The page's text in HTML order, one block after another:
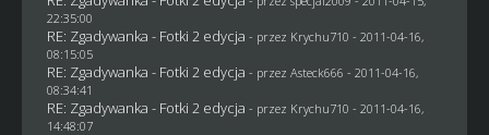
22:35:00
RE: Zgadywanka - Fotki 2 edycja - przez Krychu710 - 2011-04-16,
08:15:05
RE: Zgadywanka - Fotki 2 edycja - przez Asteck666 - 2011-04-16,
08:34:41
RE: Zgadywanka - Fotki 2 edycja - przez Krychu710 - 2011-04-16,
14:48:07